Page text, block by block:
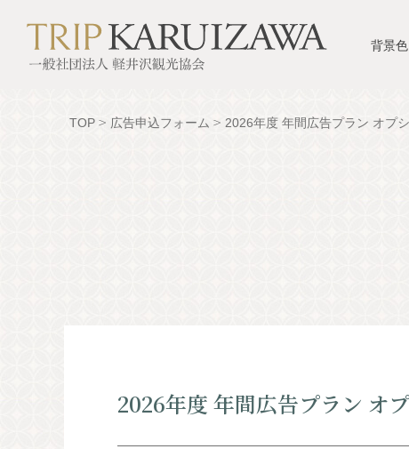
背景色
TOP 広告申込フォーム 2026年度 年間広告プラン オプ
2026年度 年間広告プラン オ